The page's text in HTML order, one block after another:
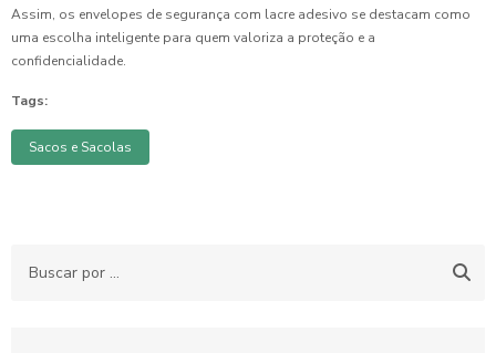
Assim, os envelopes de segurança com lacre adesivo se destacam como
uma escolha inteligente para quem valoriza a proteção e a
confidencialidade.
Tags:
Sacos e Sacolas